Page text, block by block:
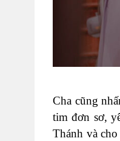
Cha cũng
tim đơn sơ,
Thánh và